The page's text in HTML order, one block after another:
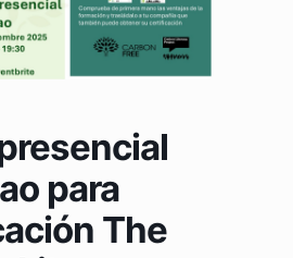
para
The